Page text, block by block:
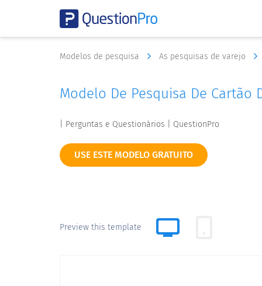
Modelos de pesquisa As pesquisas de varejo
Modelo De Pesquisa De Cartão
| Perguntas e Questionários | QuestionPro
USE ESTE MODELO GRATUITO
Preview this template